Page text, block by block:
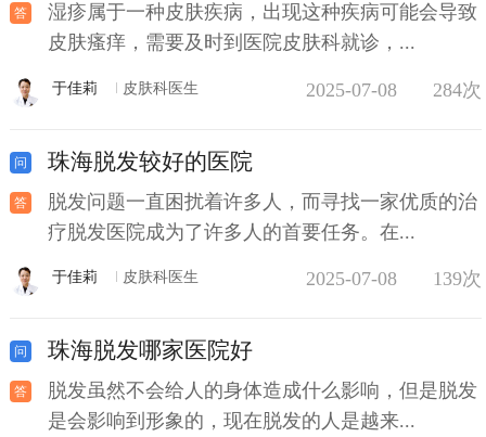
湿疹属于一种皮肤疾病，出现这种疾病可能会导致
皮肤瘙痒，需要及时到医院皮肤科就诊，...
于佳莉 皮肤科医生 2025-07-08 284次
珠海脱发较好的医院
脱发问题一直困扰着许多人，而寻找一家优质的治
疗脱发医院成为了许多人的首要任务。在...
于佳莉 皮肤科医生 2025-07-08 139次
珠海脱发哪家医院好
脱发虽然不会给人的身体造成什么影响，但是脱发
是会影响到形象的，现在脱发的人是越来...